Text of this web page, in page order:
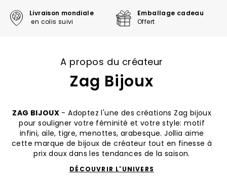
Livraison mondiale
en colis suivi
Emballage cadeau
Offert
A propos du créateur
Zag Bijoux
ZAG BIJOUX - Adoptez l'une des créations Zag bijoux
pour souligner votre féminité et votre style: motif
infini, aile, tigre, menottes, arabesque. Jollia aime
cette marque de bijoux de créateur tout en finesse à
prix doux dans les tendances de la saison.
DÉCOUVRIR L'UNIVERS